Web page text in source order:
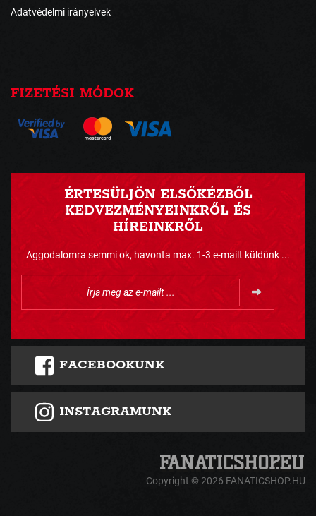
Adatvédelmi irányelvek
FIZETÉSI MÓDOK
ÉRTESÜLJÖN ELSŐKÉZBŐL
KEDVEZMÉNYEINKRŐL ÉS
HÍREINKRŐL
Aggodalomra semmi ok, havonta max. 1-3 e-mailt küldünk ...
FACEBOOKUNK
INSTAGRAMUNK
Copyright © 2026 FANATICSHOP.HU